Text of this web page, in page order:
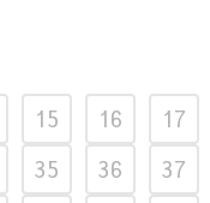
15 16 17
35 36 37